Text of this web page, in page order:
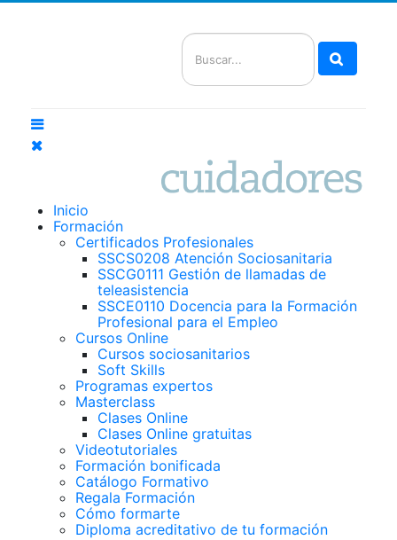
Inicio
Formación
Certificados Profesionales
SSCS0208 Atención Sociosanitaria
SSCG0111 Gestión de llamadas de
teleasistencia
SSCE0110 Docencia para la Formación
Profesional para el Empleo
Cursos Online
Cursos sociosanitarios
Soft Skills
Programas expertos
Masterclass
Clases Online
Clases Online gratuitas
Videotutoriales
Formación bonificada
Catálogo Formativo
Regala Formación
Cómo formarte
Diploma acreditativo de tu formación